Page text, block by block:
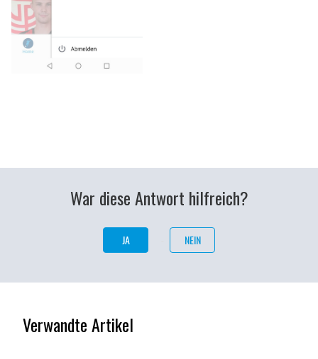
War diese Antwort hilfreich?
JA NEIN
Verwandte Artikel